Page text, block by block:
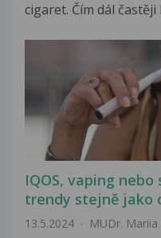
cigaret. Čím dál častěji
IQOS, vaping
trendy stejně jako
13.5.2024 MUDr.